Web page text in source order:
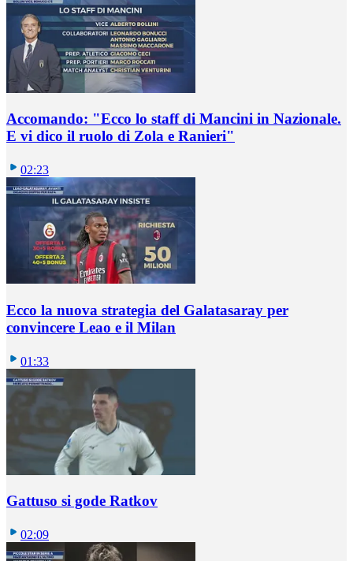
Accomando: "Ecco lo staff di Mancini in Nazionale.
E vi dico il ruolo di Zola e Ranieri"
02:23
Ecco la nuova strategia del Galatasaray per
convincere Leao e il Milan
01:33
Gattuso si gode Ratkov
02:09